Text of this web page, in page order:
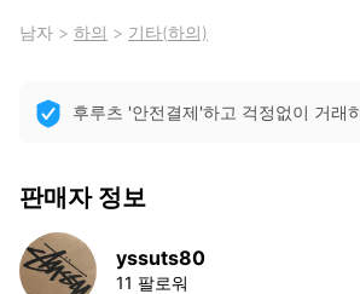
남자 > 하의 > 기타(하의)
후루츠 '안전결제'하고 걱정없이 거래
판매자 정보
yssuts80
11 팔로워